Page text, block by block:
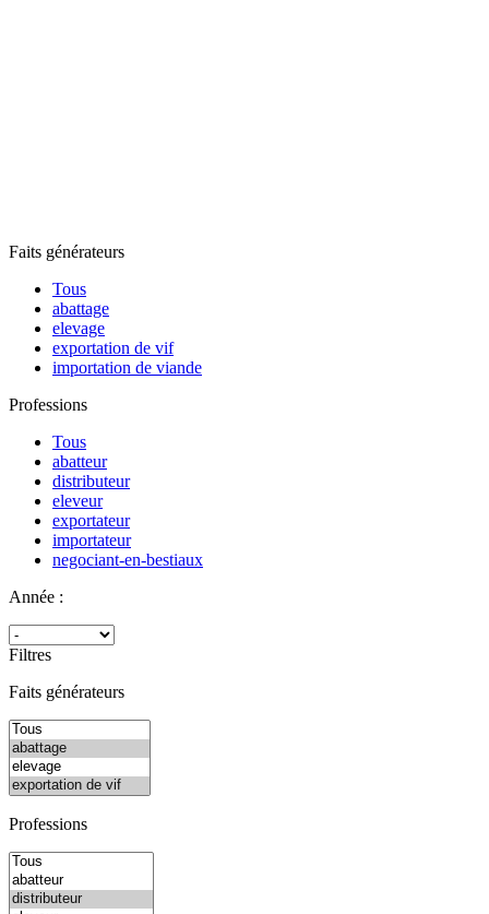
Faits générateurs
Tous
abattage
elevage
exportation de vif
importation de viande
Professions
Tous
abatteur
distributeur
eleveur
exportateur
importateur
negociant-en-bestiaux
Année :
Filtres
Faits générateurs
Professions